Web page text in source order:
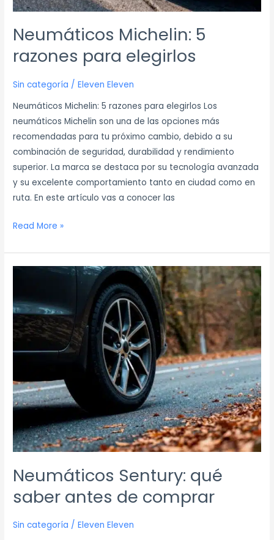
Neumáticos Michelin: 5
razones para elegirlos
Sin categoría /Eleven Eleven
Neumáticos Michelin: 5 razones para elegirlos Los
neumáticos Michelin son una de las opciones más
recomendadas para tu próximo cambio, debido a su
combinación de seguridad, durabilidad y rendimiento
superior. La marca se destaca por su tecnología avanzada
y su excelente comportamiento tanto en ciudad como en
ruta. En este artículo vas a conocer las
Read More »
Neumáticos Sentury: qué
saber antes de comprar
Sin categoría /Eleven Eleven
Neumáticos
qué
saber
antes
de